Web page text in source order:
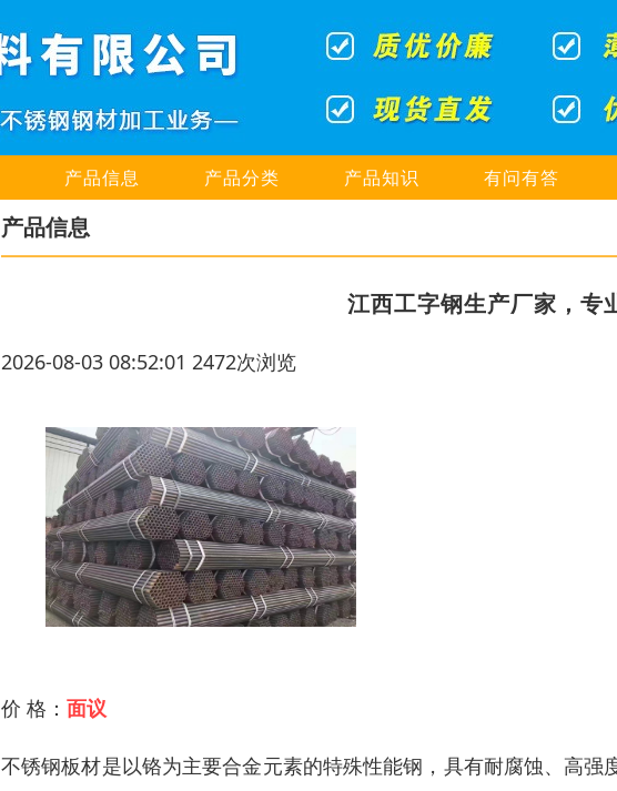
产品信息 产品分类 产品知识 有问有答
产品信息
江西工字钢生产厂家，专
2026-08-03 08:52:01 2472次浏览
价 格： 面议
不锈钢板材是以铬为主要合金元素的特殊性能钢，具有耐腐蚀、高